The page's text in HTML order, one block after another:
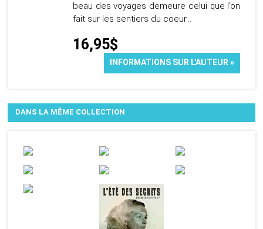
beau des voyages demeure celui que l’on
fait sur les sentiers du coeur…
16,95$
INFORMATIONS SUR L'AUTEUR »
DANS LA MÊME COLLECTION